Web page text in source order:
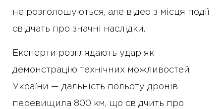
не розголошуються, але відео з місця події
свідчать про значні наслідки.
Експерти розглядають удар як
демонстрацію технічних можливостей
України — дальність польоту дронів
перевищила 800 км, що свідчить про